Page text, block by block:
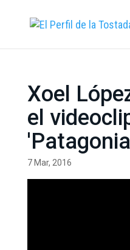
Xoel
el
7 Mar, 2016